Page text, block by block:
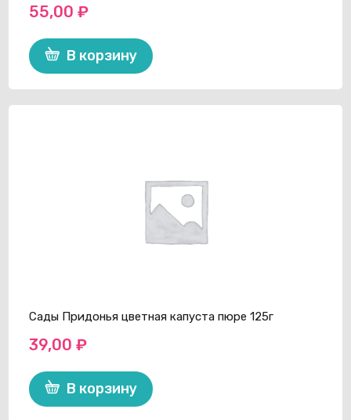
55,00₽
В корзину
Сады Придонья цветная капуста пюре 125г
39,00₽
В корзину